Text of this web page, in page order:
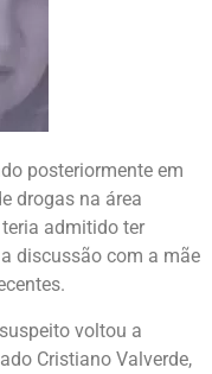
posteriormente em
drogas na área
admitido ter
discussão com a mãe
voltou a
Cristiano Valverde,